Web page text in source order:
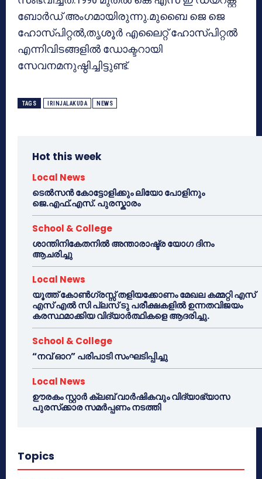
ബോര്‍ഡ് അംഗമായിരുന്നു.മുബൈ ജെ ജെ
ഹോസ്പിറ്റല്‍,തൃശൂര്‍ എലൈറ്റ് ഹോസ്പിറ്റല്‍
എന്നിവിടങ്ങളില്‍ ഡോക്ടറായി
സേവനമനുഷ്ഠിച്ചിട്ടുണ്ട്.
TAGS IRINJALAKUDA NEWS
Hot this week
Local News
ടെൽസൻ കോട്ടോളിക്കും ലിയോ പോളിനും
ജെ.എഫ്.എസ്. പുരസ്കാരം
School & College
ശാന്തിനികേതനിൽ അന്താരാഷ്ട്ര യോഗ ദിനം
ആചരിച്ചു
Local News
യൂത്ത് കോൺഗ്രസ്സ് തളിയക്കോണം മേഖല കമ്മറ്റി എസ്
എസ് എൽ സി പ്ലസ് ടു പരീക്ഷകളിൽ ഉന്നതവിജയം
കരസ്ഥമാക്കിയ വിദ്യാർത്ഥികളെ ആദരിച്ചു.
School & College
“നവ് ഓറ” പരിപാടി സംഘടിപ്പിച്ചു
Local News
ഊരകം സ്റ്റാർ ക്ലബ് വാർഷികവും വിദ്യാഭ്യാസ
പുരസ്‌ക്കാര സമർപ്പണം നടത്തി
Topics